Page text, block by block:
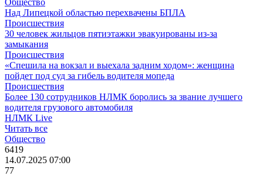
Общество
Над Липецкой областью перехвачены БПЛА
Происшествия
30 человек жильцов пятиэтажки эвакуированы из-за
замыкания
Происшествия
«Спешила на вокзал и выехала задним ходом»: женщина
пойдет под суд за гибель водителя мопеда
Происшествия
Более 130 сотрудников НЛМК боролись за звание лучшего
водителя грузового автомобиля
НЛМК Live
Читать все
Общество
6419
14.07.2025 07:00
77